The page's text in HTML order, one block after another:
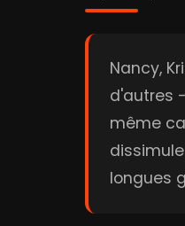
Nancy,
d'autres
même
longues